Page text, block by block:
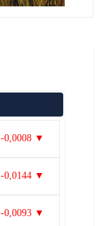
-0,0008 ▼
-0,0144 ▼
-0,0093 ▼